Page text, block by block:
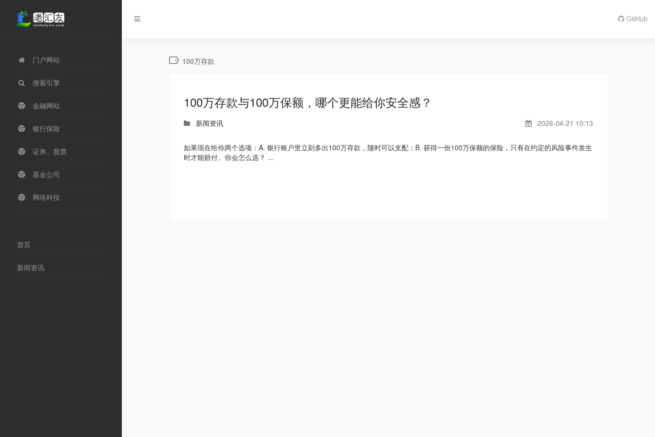
门户网站
搜索引擎
金融网站
银行保险
证券、股票
基金公司
网络科技
首页
新闻资讯
GitHub
100万存款
100万存款与100万保额，哪个更能给你安全感？
新闻资讯 2026-04-21 10:13
如果现在给你两个选项：A. 银行账户里立刻多出100万存款，随时可以支配；B. 获得一份100万保额的保险，只有在约定的风险事件发生
时才能赔付。你会怎么选？ ...